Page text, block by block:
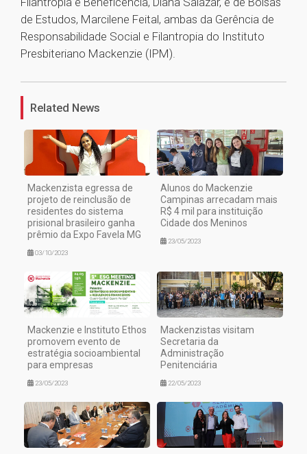
de Estudos, Marcilene Feital, ambas da Gerência de
Responsabilidade Social e Filantropia do Instituto
Presbiteriano Mackenzie (IPM).
1
Related News
Mackenzista egressa de
projeto de reinclusão de
residentes do sistema
prisional brasileiro ganha
prêmio da Expo Favela MG
03/10/2023
Alunos do Mackenzie
Campinas arrecadam mais
R$ 4 mil para instituição
Cidade dos Meninos
23/05/2023
Mackenzie e Instituto Ethos
promovem evento de
estratégia socioambiental
para empresas
23/05/2023
Mackenzistas visitam
Secretaria da
Administração
Penitenciária
22/05/2023